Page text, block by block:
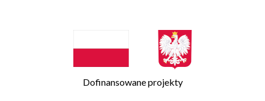
Dofinansowane projekty